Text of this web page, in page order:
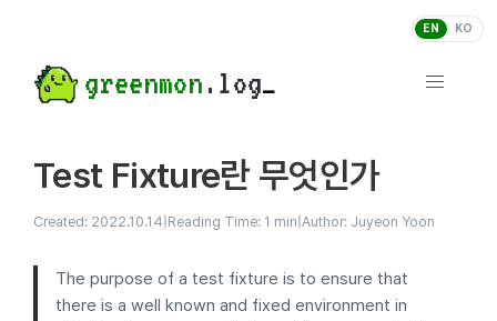
EN KO
greenmon.log
Test Fixture란 무엇인가
Created: 2022.10.14 Reading Time: 1 min Author: Juyeon Yoon
The purpose of a test fixture is to ensure that
there is a well known and fixed environment in